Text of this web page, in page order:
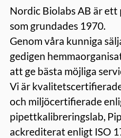
Nordic Biolabs AB är
som grundades 1970.
Genom våra kunniga
gedigen
att ge bästa möjliga
Vi är
och miljöcertifierade
pipettkalibreringslab,
ackrediterat enligt ISO